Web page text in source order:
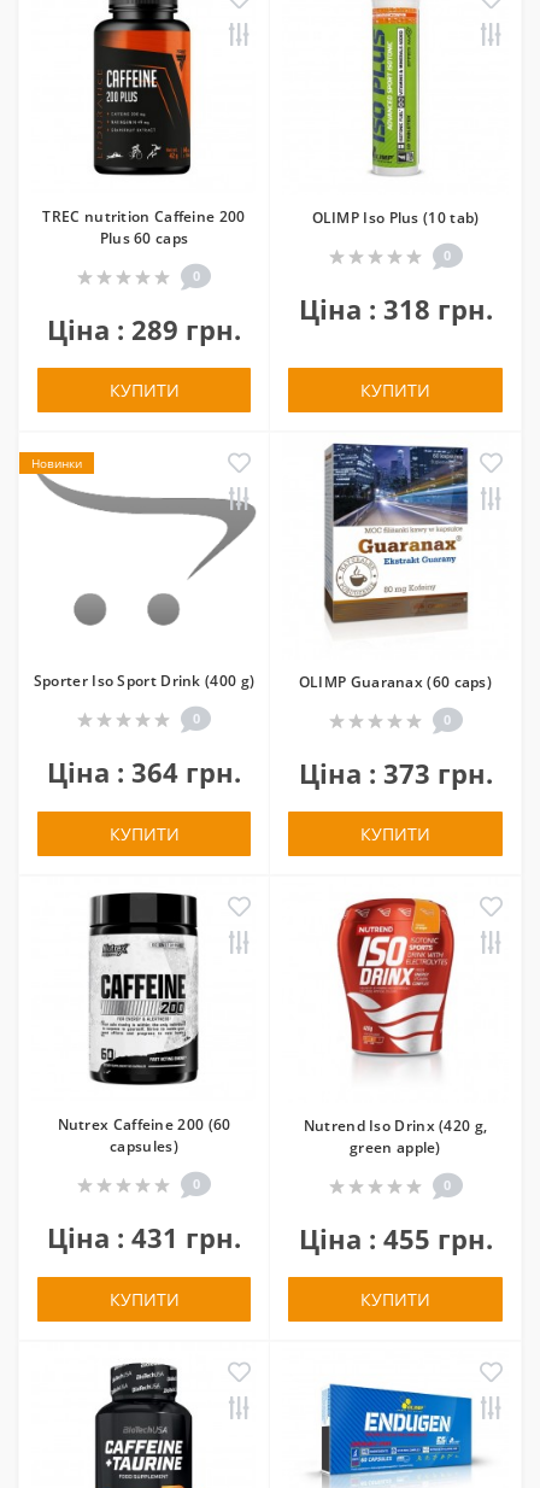
TREC nutrition Caffeine 200
Plus 60 caps
0
Ціна : 289 грн.
КУПИТИ
OLIMP Iso Plus (10 tab)
0
Ціна : 318 грн.
КУПИТИ
Новинки
Sporter Iso Sport Drink (400 g)
0
Ціна : 364 грн.
КУПИТИ
OLIMP Guaranax (60 caps)
0
Ціна : 373 грн.
КУПИТИ
Nutrex Caffeine 200 (60
capsules)
0
Ціна : 431 грн.
КУПИТИ
Nutrend Iso Drinx (420 g,
green apple)
0
Ціна : 455 грн.
КУПИТИ